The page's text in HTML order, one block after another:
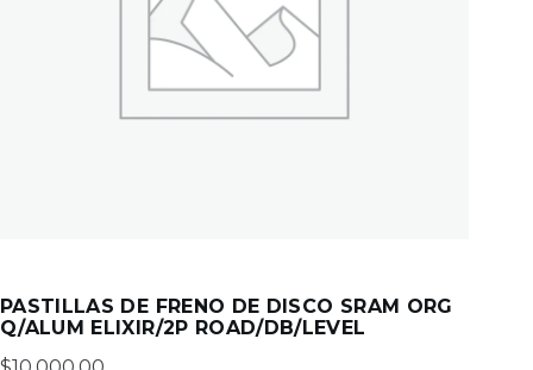
PASTILLAS DE FRENO DE DISCO SRAM ORG
Q/ALUM ELIXIR/2P ROAD/DB/LEVEL